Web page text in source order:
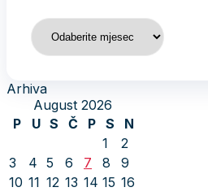
Arhiva
Arhiva
August 2026
P
U S Č P S
N
1
2
3
4 5 6 7 8
9
10 11 12 13 14 15 16